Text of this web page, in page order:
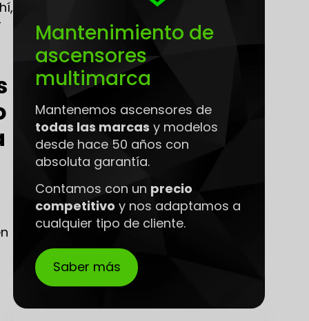
Mantenimiento de
ascensores
multimarca
Mantenemos ascensores de
todas las marcas y modelos
desde hace 50 años con
absoluta garantía.
Contamos con un precio
competitivo y nos adaptamos a
cualquier tipo de cliente.
Saber más